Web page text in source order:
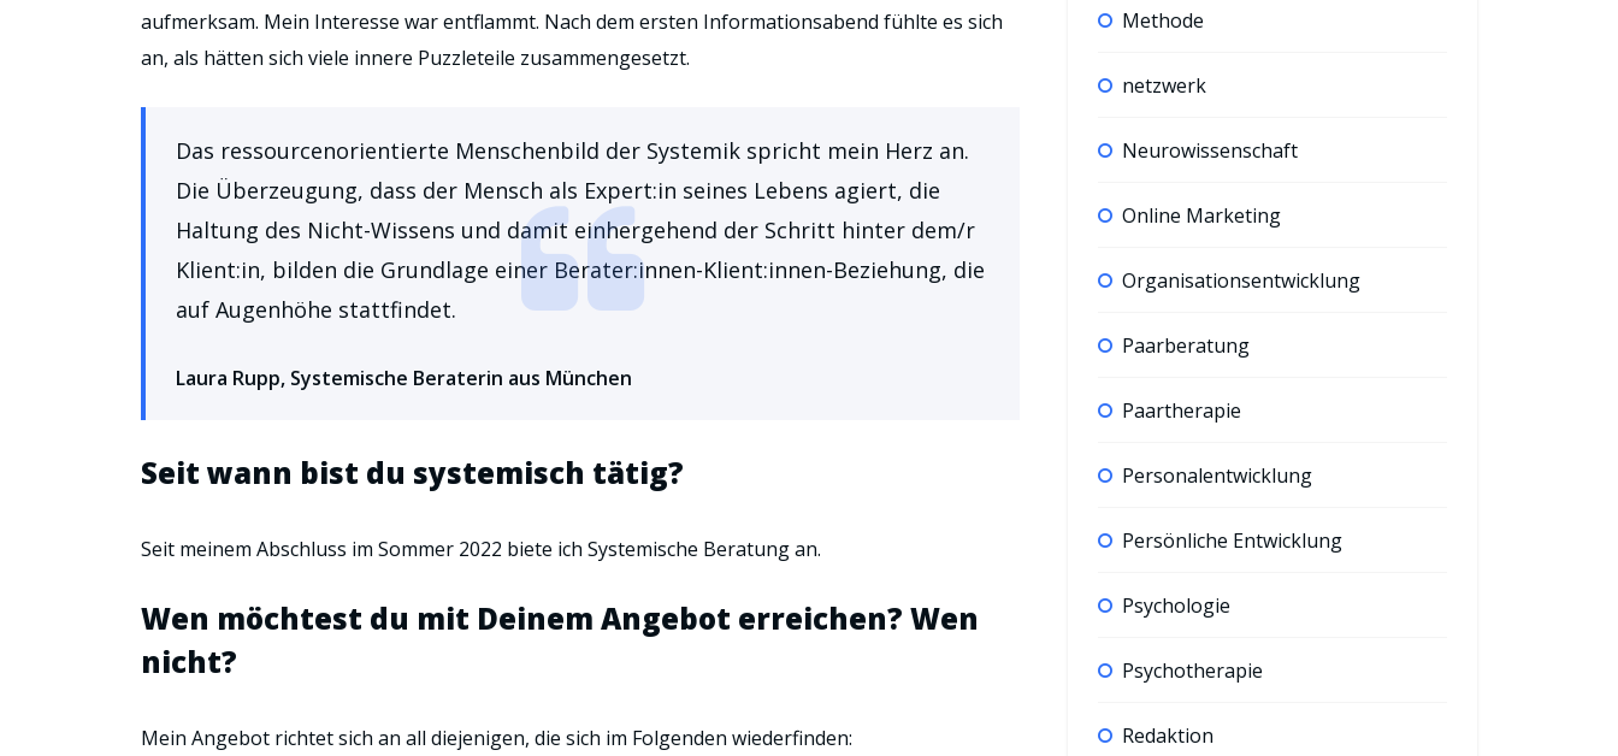
aufmerksam. Mein Interesse war entflammt. Nach dem ersten Informationsabend fühlte es sich
an, als hätten sich viele innere Puzzleteile zusammengesetzt.
Das ressourcenorientierte Menschenbild der Systemik spricht mein Herz an.
Die Überzeugung, dass der Mensch als Expert:in seines Lebens agiert, die
Haltung des Nicht-Wissens und damit einhergehend der Schritt hinter dem/r
Klient:in, bilden die Grundlage einer Berater:innen-Klient:innen-Beziehung, die
auf Augenhöhe stattfindet.
Laura Rupp, Systemische Beraterin aus München
Seit wann bist du systemisch tätig?
Seit meinem Abschluss im Sommer 2022 biete ich Systemische Beratung an.
Wen möchtest du mit Deinem Angebot erreichen? Wen
nicht?
Mein Angebot richtet sich an all diejenigen, die sich im Folgenden wiederfinden:
Methode
netzwerk
Neurowissenschaft
Online Marketing
Organisationsentwicklung
Paarberatung
Paartherapie
Personalentwicklung
Persönliche Entwicklung
Psychologie
Psychotherapie
Redaktion